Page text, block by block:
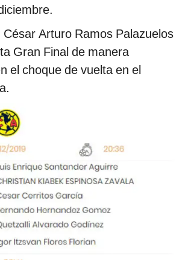
Arturo Ramos Palazuelos
Gran Final de manera
el choque de vuelta en el